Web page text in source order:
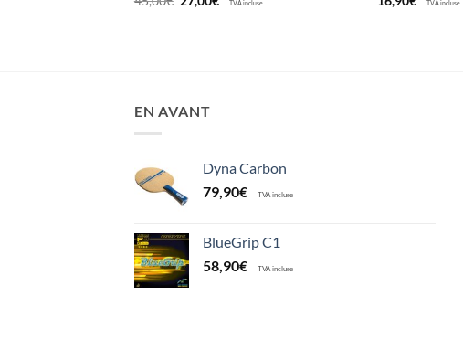
prix
TVA incluse TVA incluse
EN AVANT
Dyna Carbon
79,90€ TVA incluse
BlueGrip C1
58,90€ TVA incluse